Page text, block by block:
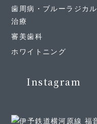
歯周病・ブルーラジカル
治療
審美歯科
ホワイトニング
Instagram